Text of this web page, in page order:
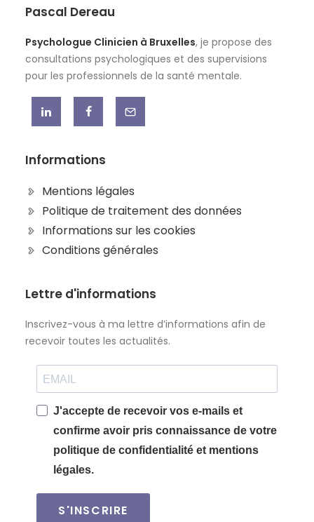
Pascal Dereau
Psychologue Clinicien à Bruxelles, je propose des
consultations psychologiques et des supervisions
pour les professionnels de la santé mentale.
Informations
Mentions légales
Politique de traitement des données
Informations sur les cookies
Conditions générales
Lettre d'informations
Inscrivez-vous à ma lettre d’informations afin de
recevoir toutes les actualités.
J'accepte de recevoir vos e-mails et
confirme avoir pris connaissance de votre
politique de confidentialité et mentions
légales.
S'INSCRIRE